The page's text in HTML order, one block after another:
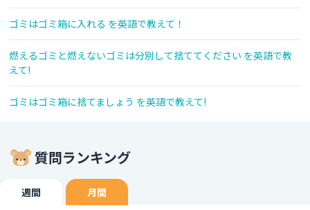
ゴミはゴミ箱に入れる を英語で教えて！
燃えるゴミと燃えないゴミは分別して捨ててください を英語で教
えて!
ゴミはゴミ箱に捨てましょう を英語で教えて!
質問ランキング
週間 月間